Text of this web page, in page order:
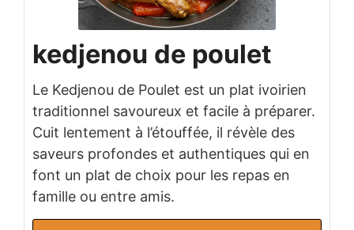
kedjenou de poulet
Le Kedjenou de Poulet est un plat ivoirien
traditionnel savoureux et facile à préparer.
Cuit lentement à l’étouffée, il révèle des
saveurs profondes et authentiques qui en
font un plat de choix pour les repas en
famille ou entre amis.